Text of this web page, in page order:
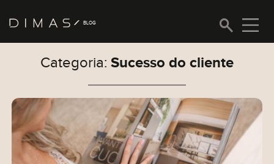
BLOG
Inovação
Estilo de vida
Tecnologia
Olá, então, curtiu nosso conteúdo? Tem uma
sugestão para nos dar? Quer fazer um elogio à
nossa equipe ou simplismente deseja entrar em
contato com a gente? Fique a vontade.
Categoria: Sucesso do cliente